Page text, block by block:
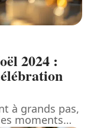
2024 :
à grands pas,
moments…